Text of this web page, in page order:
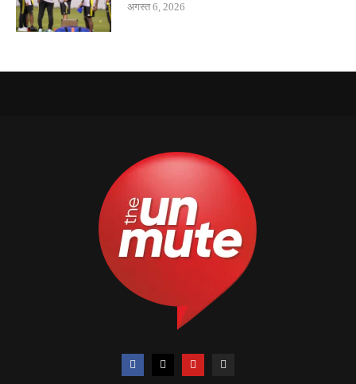
अगस्त 6, 2026